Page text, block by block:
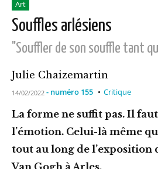
Art
Souffles arlésiens
"Souffler de son souffle tant
Julie Chaizemartin
14/02/2022 - numéro 155 Critique
La forme ne suffit pas. Il
l’émotion. Celui-là même
tout au long de l’exposition